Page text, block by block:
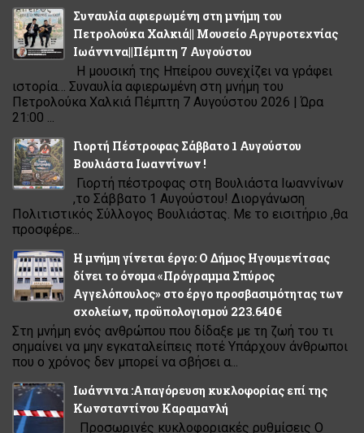
Συναυλία αφιερωμένη στη μνήμη του
Πετρολούκα Χαλκιά|| Μουσείο Αργυροτεχνίας
Ιωάννινα||Πέμπτη 7 Αυγούστου
Η μουσική της Ηπείρου συνεχίζει να γράφει
ιστορία… Συναυλία αφιερωμένη στη μνήμη του
Πετρολούκα Χαλκιά Πέμπτη 7 Αυγούστου 2026 | Ώρα
21:00 ...
Γιορτή Πέστροφας Σάββατο 1 Αυγούστου
Βουλιάστα Ιωαννίνων !
Γιορτή πέστροφας στη Βουλιάστα Ιωαννίνων
,το Σάββατο 1 Αυγούστου! Διοργάνωση
Πολιτιστικός Σύλλογος Βουλιάστας. Με το εισιτήριο ,θα
προσφέρε...
Η μνήμη γίνεται έργο: Ο Δήμος Ηγουμενίτσας
δίνει το όνομα «Πρόγραμμα Σπύρος
Αγγελόπουλος» στο έργο προσβασιμότητας των
σχολείων, προϋπολογισμού 223.640€
Στη μνήμη ενός ανθρώπου που δίδαξε με τη ζωή του τι
σημαίνει να μην εγκαταλείπεις ποτέ Υπάρχουν άνθρωποι
που ο χρόνος δεν μπορεί να σβήσει α...
Ιωάννινα :Απαγόρευση κυκλοφορίας επί της
Κωνσταντίνου Καραμανλή
Προσωρινές κυκλοφοριακές ρυθμίσεις Ο